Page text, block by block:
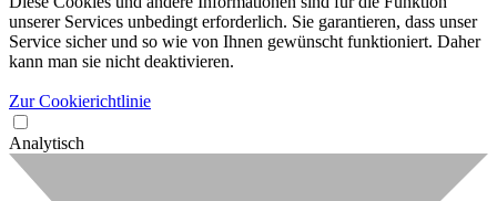
unserer Services unbedingt erforderlich. Sie garantieren, dass unser
Service sicher und so wie von Ihnen gewünscht funktioniert. Daher
kann man sie nicht deaktivieren.
Zur Cookierichtlinie
Analytisch